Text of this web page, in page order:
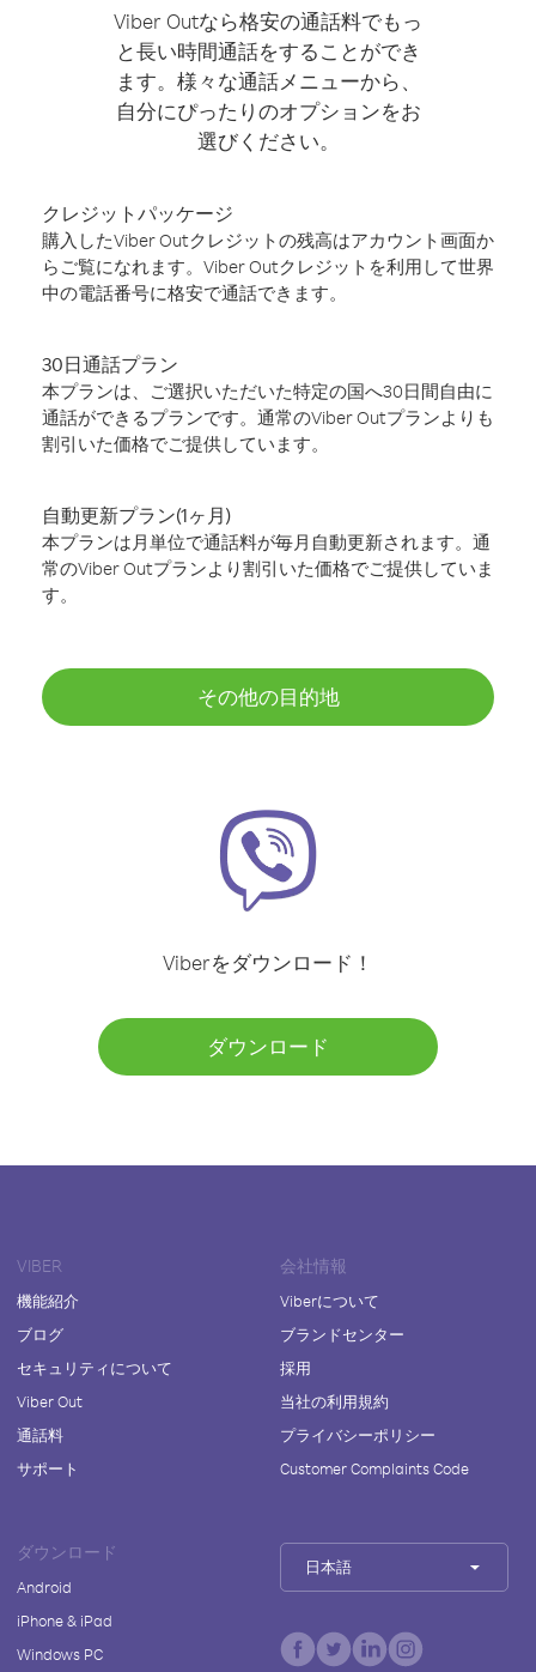
Viber Outなら格安の通話料でもっ
と長い時間通話をすることができ
ます。様々な通話メニューから、
自分にぴったりのオプションをお
選びください。
クレジットパッケージ
購入したViber Outクレジットの残高はアカウント画面か
らご覧になれます。Viber Outクレジットを利用して世界
中の電話番号に格安で通話できます。
30日通話プラン
本プランは、ご選択いただいた特定の国へ30日間自由に
通話ができるプランです。通常のViber Outプランよりも
割引いた価格でご提供しています。
自動更新プラン(1ヶ月)
本プランは月単位で通話料が毎月自動更新されます。通
常のViber Outプランより割引いた価格でご提供していま
す。
その他の目的地
Viberをダウンロード！
ダウンロード
VIBER
機能紹介
ブログ
セキュリティについて
Viber Out
通話料
サポート
会社情報
Viberについて
ブランドセンター
採用
当社の利用規約
プライバシーポリシー
Customer Complaints Code
ダウンロード
Android
iPhone & iPad
Windows PC
日本語